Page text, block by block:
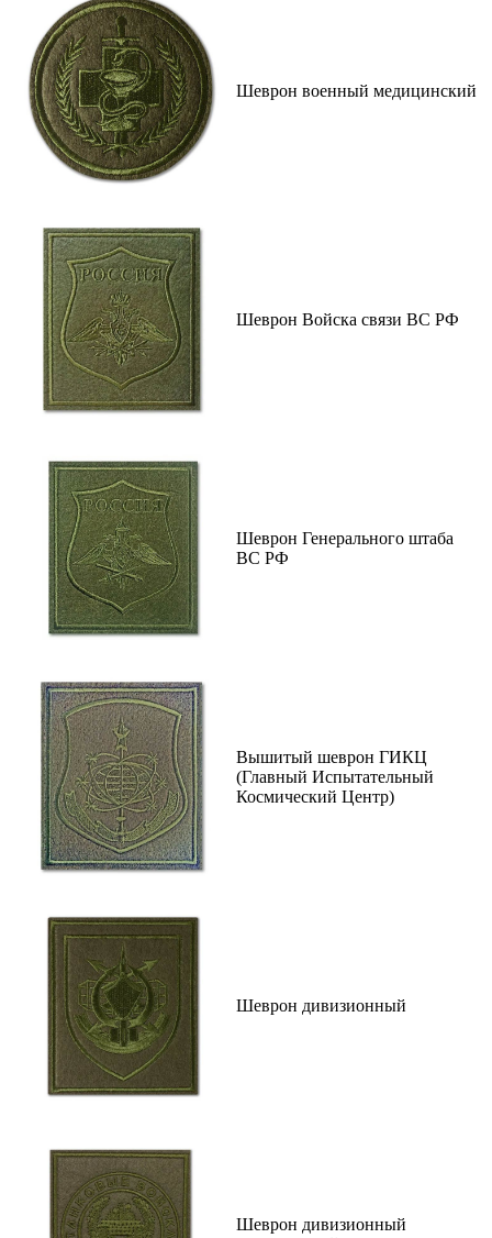
Шеврон военный медицинский
Шеврон Войска связи ВС РФ
Шеврон Генерального штаба
ВС РФ
Вышитый шеврон ГИКЦ
(Главный Испытательный
Космический Центр)
Шеврон дивизионный
Шеврон дивизионный